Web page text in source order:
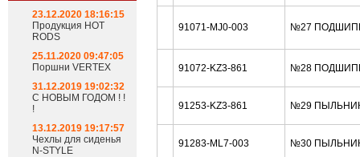
23.12.2020 18:16:15
Продукция HOT
RODS
25.11.2020 09:47:05
Поршни VERTEX
31.12.2019 19:02:32
С НОВЫМ ГОДОМ ! !
!
13.12.2019 19:17:57
Чехлы для сиденья
N-STYLE
91071-MJ0-003 №27
91072-KZ3-861 №28
91253-KZ3-861 №29 ПЫЛЬНИК
91283-ML7-003 №30 ПЫЛЬНИК